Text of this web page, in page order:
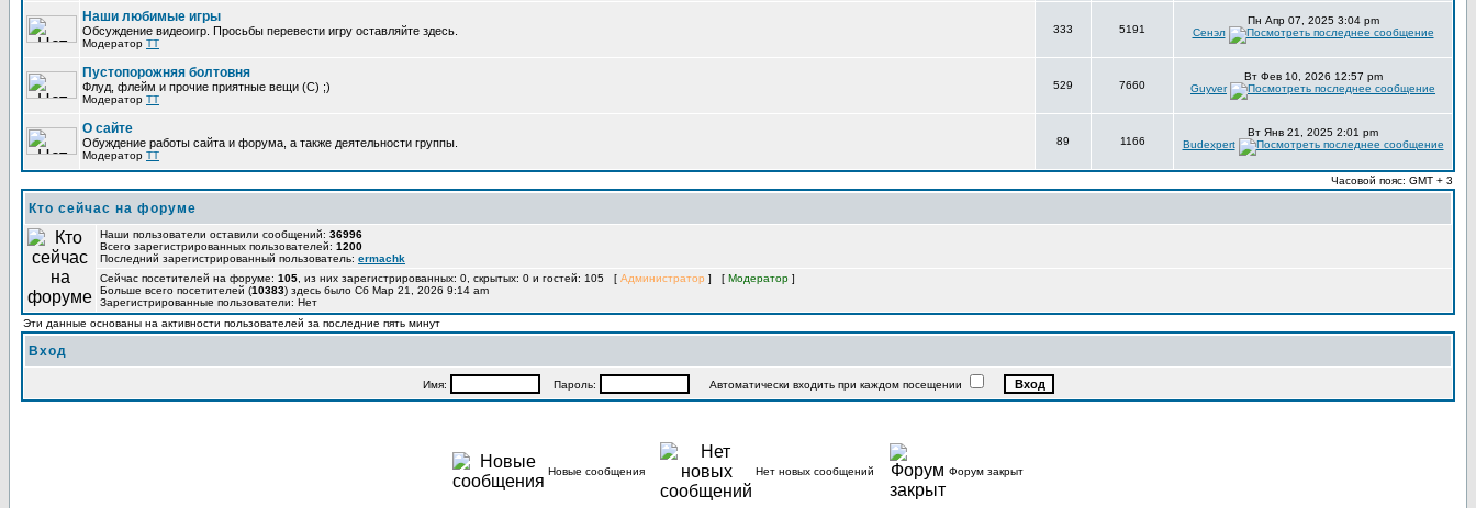
Наши любимые игры
Обсуждение видеоигр. Просьбы перевести игру оставляйте здесь.
Модератор TT
333 5191
Пн Апр 07, 2025 3:04 pm
Сенэл
Пустопорожняя болтовня
Флуд, флейм и прочие приятные вещи (C) ;)
Модератор TT
529 7660
Вт Фев 10, 2026 12:57 pm
Guyver
О сайте
Обуждение работы сайта и форума, а также деятельности группы.
Модератор TT
89 1166
Вт Янв 21, 2025 2:01 pm
Budexpert
Часовой пояс: GMT + 3
Кто сейчас на форуме
Наши пользователи оставили сообщений: 36996
Всего зарегистрированных пользователей: 1200
Последний зарегистрированный пользователь: ermachk
Сейчас посетителей на форуме: 105 , из них зарегистрированных: 0, скрытых: 0 и гостей: 105 [ Администратор ] [ Модератор ]
Больше всего посетителей (10383) здесь было Сб Мар 21, 2026 9:14 am
Зарегистрированные пользователи: Нет
Эти данные основаны на активности пользователей за последние пять минут
Вход
Имя: Пароль: Автоматически входить при каждом посещении
Новые сообщения Нет новых сообщений Форум закрыт